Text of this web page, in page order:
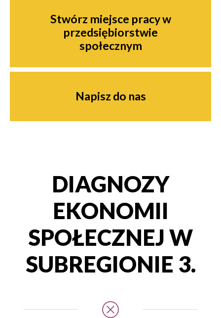
Stwórz miejsce pracy w
przedsiębiorstwie
społecznym
Napisz do nas
DIAGNOZY
EKONOMII
SPOŁECZNEJ W
SUBREGIONIE 3.